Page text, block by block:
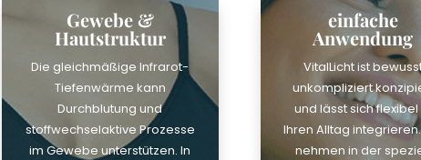
Gewebe &
Hautstruktur
Die gleichmäßige Infrarot-
Tiefenwärme kann
Durchblutung und
stoffwechselaktive Prozesse
im Gewebe unterstützen. In
einfache
Anwendung
VitalLicht ist
unkompliziert
und lässt sich flexibel
Ihren Alltag
nehmen in der